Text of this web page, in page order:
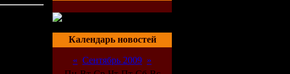
Календарь новостей
« Сентябрь 2009 »